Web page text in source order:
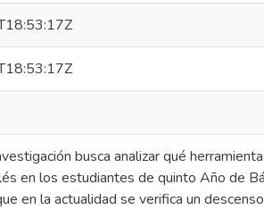
busca analizar qué
en los estudiantes de quinto Año de
en la actualidad se verifica un